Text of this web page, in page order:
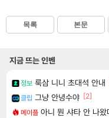
목록 본문
지금 뜨는 인벤
정보 룩삼 니니 초대석 안내
클립 그냥 안녕수야 [2]
메이플 아니 뭔 샤타 안 나왔